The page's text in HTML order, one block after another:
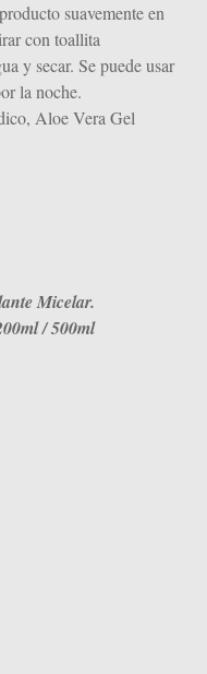
suavemente en
con toallita
y secar. Se puede usar
la noche.
Aloe Vera Gel
Micelar.
/ 500ml